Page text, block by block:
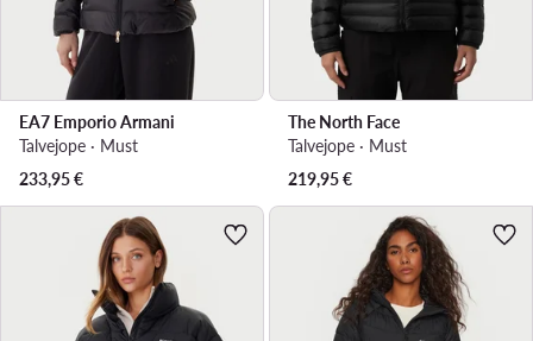
EA7 Emporio Armani
Talvejope · Must
233,95€
The North Face
Talvejope · Must
219,95€